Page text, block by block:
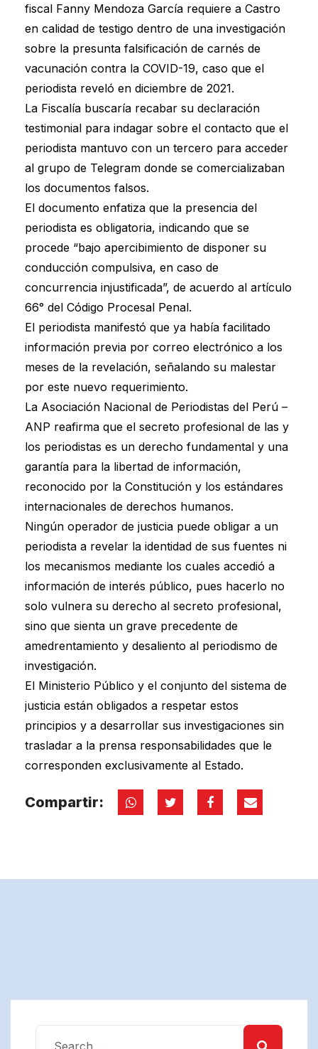
fiscal Fanny Mendoza García requiere a Castro
en calidad de testigo dentro de una investigación
sobre la presunta falsificación de carnés de
vacunación contra la COVID-19, caso que el
periodista reveló en diciembre de 2021.
La Fiscalía buscaría recabar su declaración
testimonial para indagar sobre el contacto que el
periodista mantuvo con un tercero para acceder
al grupo de Telegram donde se comercializaban
los documentos falsos.
El documento enfatiza que la presencia del
periodista es obligatoria, indicando que se
procede “bajo apercibimiento de disponer su
conducción compulsiva, en caso de
concurrencia injustificada”, de acuerdo al artículo
66° del Código Procesal Penal.
El periodista manifestó que ya había facilitado
información previa por correo electrónico a los
meses de la revelación, señalando su malestar
por este nuevo requerimiento.
La Asociación Nacional de Periodistas del Perú –
ANP reafirma que el secreto profesional de las y
los periodistas es un derecho fundamental y una
garantía para la libertad de información,
reconocido por la Constitución y los estándares
internacionales de derechos humanos.
Ningún operador de justicia puede obligar a un
periodista a revelar la identidad de sus fuentes ni
los mecanismos mediante los cuales accedió a
información de interés público, pues hacerlo no
solo vulnera su derecho al secreto profesional,
sino que sienta un grave precedente de
amedrentamiento y desaliento al periodismo de
investigación.
El Ministerio Público y el conjunto del sistema de
justicia están obligados a respetar estos
principios y a desarrollar sus investigaciones sin
trasladar a la prensa responsabilidades que le
corresponden exclusivamente al Estado.
Compartir: